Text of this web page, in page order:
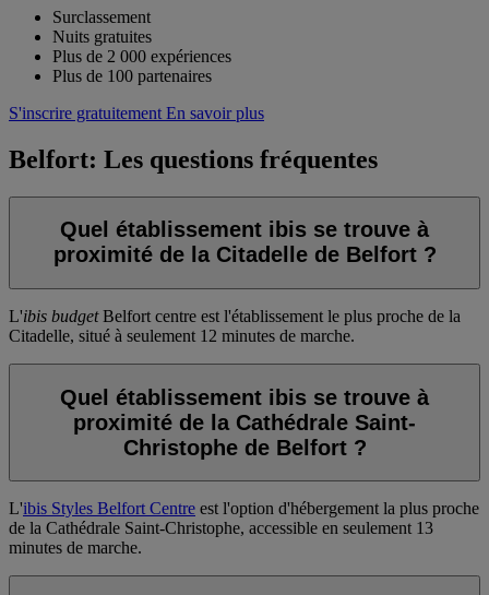
Surclassement
Nuits gratuites
Plus de 2 000 expériences
Plus de 100 partenaires
S'inscrire gratuitement En savoir plus
Belfort: Les questions fréquentes
Quel établissement ibis se trouve à
proximité de la Citadelle de Belfort ?
L'ibis budgetBelfort centre est l'établissement le plus proche de la
Citadelle, situé à seulement 12 minutes de marche.
Quel établissement ibis se trouve à
proximité de la Cathédrale Saint-
Christophe de Belfort ?
L'ibis Styles Belfort Centre est l'option d'hébergement la plus proche
de la Cathédrale Saint-Christophe, accessible en seulement 13
minutes de marche.